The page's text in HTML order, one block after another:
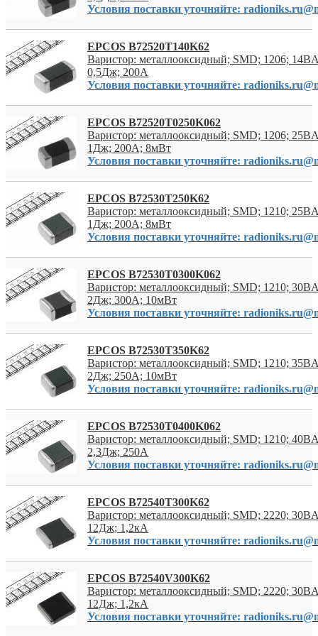
Условия поставки уточняйте:
EPCOS B72520T140K62
Варистор: металлооксидный; SMD; 1206;
0,5Дж; 200А
Условия поставки уточняйте:
EPCOS B72520T0250K062
Варистор: металлооксидный; SMD; 1206;
1Дж; 200А; 8мВт
Условия поставки уточняйте:
EPCOS B72530T250K62
Варистор: металлооксидный; SMD; 1210;
1Дж; 200А; 8мВт
Условия поставки уточняйте:
EPCOS B72530T0300K062
Варистор: металлооксидный; SMD; 1210;
2Дж; 300А; 10мВт
Условия поставки уточняйте:
EPCOS B72530T350K62
Варистор: металлооксидный; SMD; 1210;
2Дж; 250А; 10мВт
Условия поставки уточняйте:
EPCOS B72530T0400K062
Варистор: металлооксидный; SMD; 1210;
2,3Дж; 250А
Условия поставки уточняйте:
EPCOS B72540T300K62
Варистор: металлооксидный; SMD; 2220;
12Дж; 1,2кА
Условия поставки уточняйте:
EPCOS B72540V300K62
Варистор: металлооксидный; SMD; 2220;
12Дж; 1,2кА
Условия поставки уточняйте: